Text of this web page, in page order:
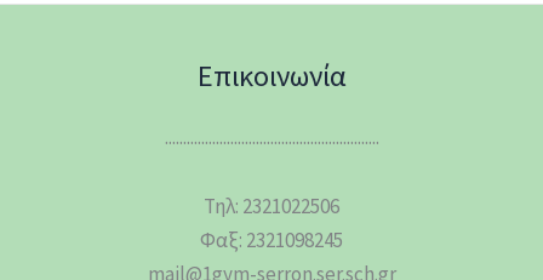
Επικοινωνία
...........................................................
Τηλ: 2321022506
Φαξ: 2321098245
mail@1gym-serron.ser.sch.gr